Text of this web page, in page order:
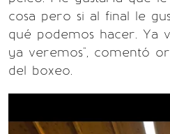
cosa pero si al final le
qué podemos hacer. Ya
ya veremos", comentó
del boxeo.